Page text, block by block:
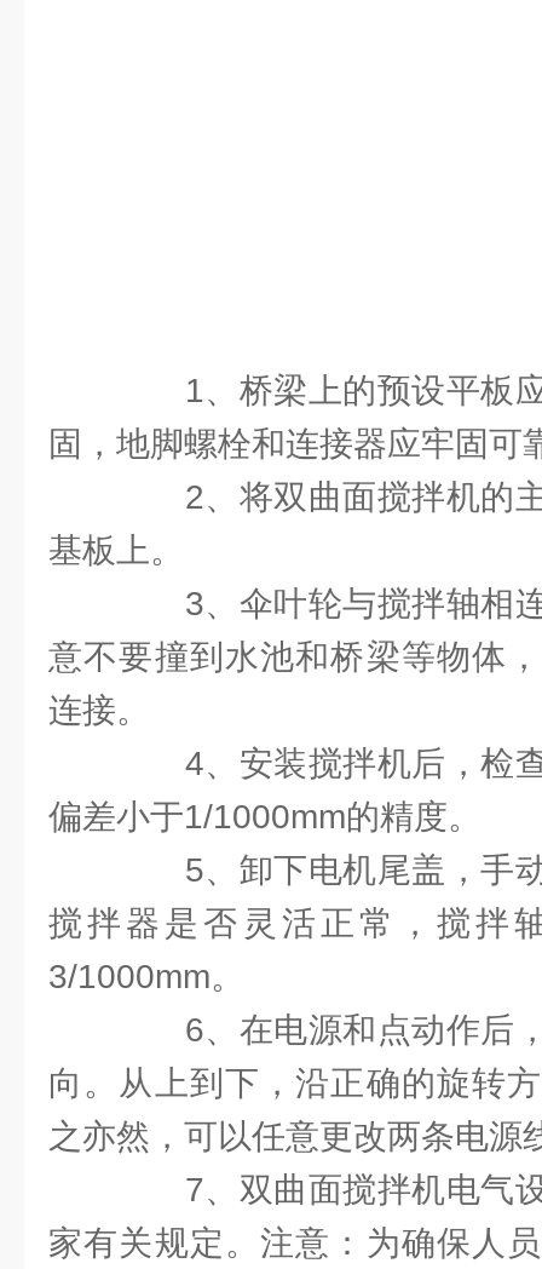
1、桥梁上的预设平板应
固，地脚螺栓和连接器应牢固可
2、将双曲面搅拌机的主
基板上。
3、伞叶轮与搅拌轴相连
意不要撞到水池和桥梁等物体
连接。
4、安装搅拌机后，检查
偏差小于1/1000mm的精度。
5、卸下电机尾盖，手动
搅拌器是否灵活正常，搅拌
3/1000mm。
6、在电源和点动作后，
向。从上到下，沿正确的旋转
之亦然，可以任意更改两条电源
7、双曲面搅拌机电气设
家有关规定。注意：为确保人